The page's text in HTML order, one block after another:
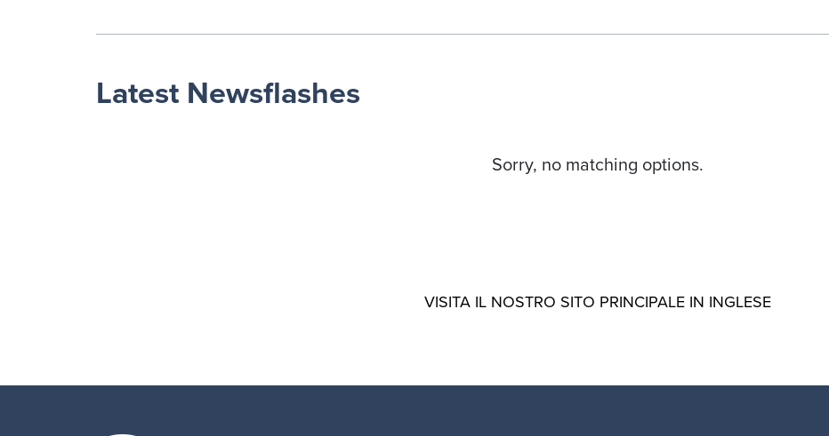
Latest Newsflashes
Sorry, no matching options.
VISITA IL NOSTRO SITO PRINCIPALE IN INGLESE